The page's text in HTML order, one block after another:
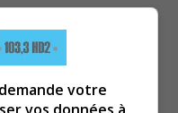
votre
vos données à